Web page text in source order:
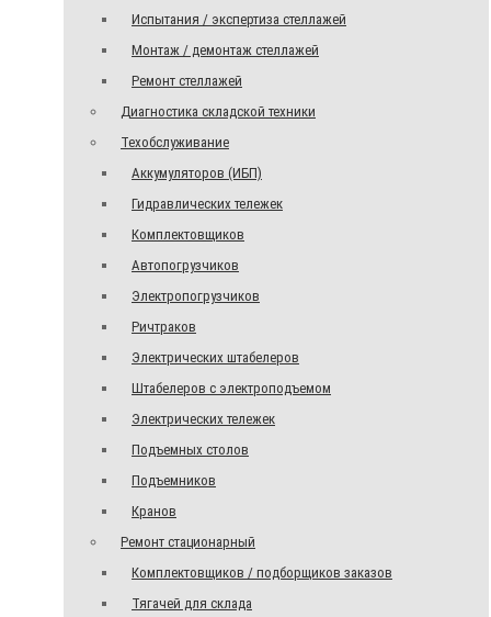
Испытания / экспертиза стеллажей
Монтаж / демонтаж стеллажей
Ремонт стеллажей
Диагностика складской техники
Техобслуживание
Аккумуляторов (ИБП)
Гидравлических тележек
Комплектовщиков
Автопогрузчиков
Электропогрузчиков
Ричтраков
Электрических штабелеров
Штабелеров с электроподъемом
Электрических тележек
Подъемных столов
Подъемников
Кранов
Ремонт стационарный
Комплектовщиков / подборщиков заказов
Тягачей для склада